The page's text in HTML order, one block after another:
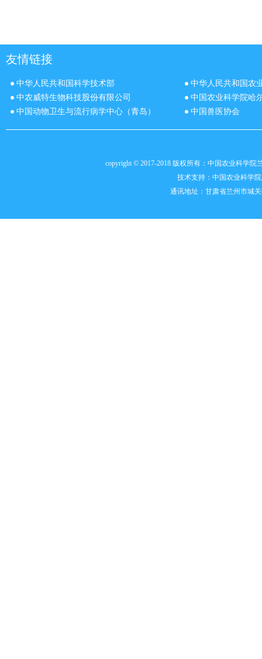
友情链接
中华人民共和国科学技术部
中华人民共和国农
中农威特生物科技股份有限公司
中国农业科学院哈
中国动物卫生与流行病学中心（青岛）
中国兽医协会
copyright © 2017-2018 版权所有：中国农业科学
技术支持： 中国农业科学
通讯地址：甘肃省兰州市城